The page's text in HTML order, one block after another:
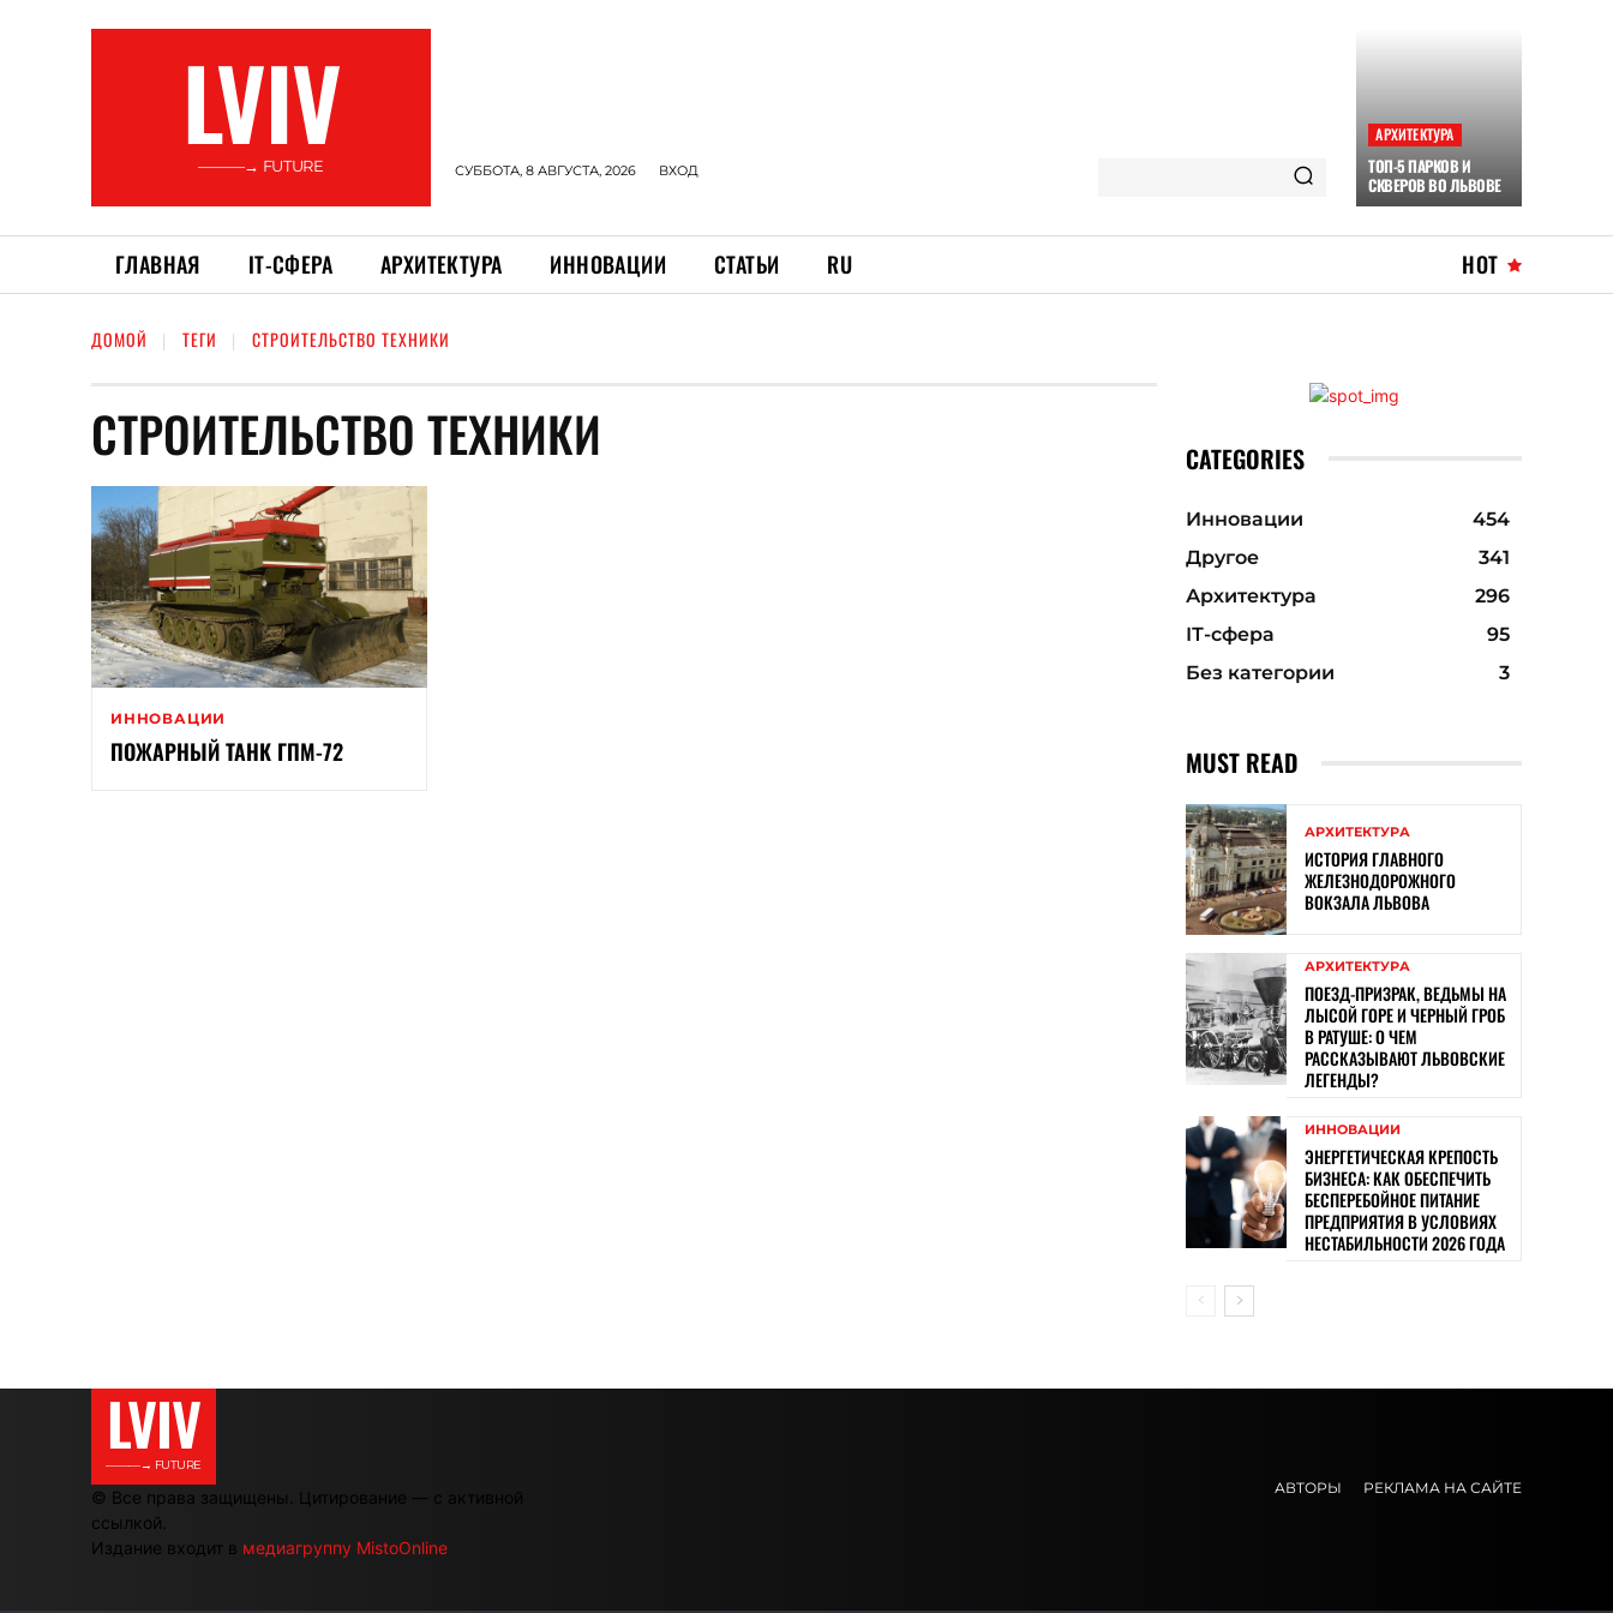
LVIV
———→ FUTURE СУББОТА, 8 АВГУСТА, 2026 ВХОД
АРХИТЕКТУРА
ТОП-5 ПАРКОВ И
СКВЕРОВ ВО ЛЬВОВЕ
ГЛАВНАЯ ІТ-СФЕРА АРХИТЕКТУРА ИННОВАЦИИ СТАТЬИ RU HOT
ДОМОЙ ТЕГИ СТРОИТЕЛЬСТВО ТЕХНИКИ
СТРОИТЕЛЬСТВО ТЕХНИКИ
ИННОВАЦИИ
ПОЖАРНЫЙ ТАНК ГПМ-72
CATEGORIES
Инновации
454
Другое
341
Архитектура
296
ІТ-сфера
95
Без категории
3
MUST READ
АРХИТЕКТУРА
ИСТОРИЯ ГЛАВНОГО
ЖЕЛЕЗНОДОРОЖНОГО
ВОКЗАЛА ЛЬВОВА
АРХИТЕКТУРА
ПОЕЗД-ПРИЗРАК, ВЕДЬМЫ НА
ЛЫСОЙ ГОРЕ И ЧЕРНЫЙ ГРОБ
В РАТУШЕ: О ЧЕМ
РАССКАЗЫВАЮТ ЛЬВОВСКИЕ
ЛЕГЕНДЫ?
ИННОВАЦИИ
ЭНЕРГЕТИЧЕСКАЯ КРЕПОСТЬ
БИЗНЕСА: КАК ОБЕСПЕЧИТЬ
БЕСПЕРЕБОЙНОЕ ПИТАНИЕ
ПРЕДПРИЯТИЯ В УСЛОВИЯХ
НЕСТАБИЛЬНОСТИ 2026 ГОДА
LVIV
———→ FUTURE
© Все права защищены. Цитирование — с активной
ссылкой.
Издание входит в медиагруппу MistoOnline
АВТОРЫ РЕКЛАМА НА САЙТЕ